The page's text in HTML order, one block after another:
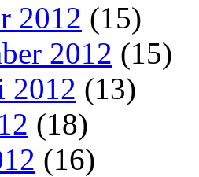
2012 (15)
2012 (15)
2012 (13)
(18)
(16)